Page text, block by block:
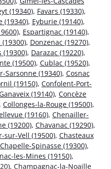
(19340), Favars (19330),
(19340), Eyburie (19140),
, Espartignac (19140),
, Donzenac (19270),
(19300), Darazac (19220),
(19500), Cublac (19520),
Sarsonne (19340), Cosnac
(19150), Confolent-Port-
(19140), Concèze
, Collonges-la-Rouge (19500),
(19160), Chenailler-
(19200), Chavanac (19290),
sur-Vell (19500), Chasteaux
Chapelle-Spinasse (19300),
les-Mines (19150),
, Champagnac-la-Noaille